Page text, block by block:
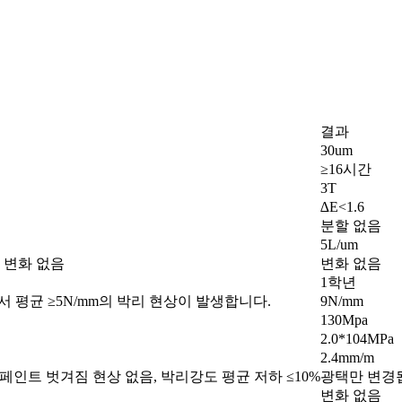
결과
30um
≥16시간
3T
∆E<1.6
분할 없음
5L/um
변화 없음
변화 없음
1학년
평균 ≥5N/mm의 박리 현상이 발생합니다.
9N/mm
130Mpa
2.0*104MPa
2.4mm/m
트 벗겨짐 현상 없음, 박리강도 평균 저하 ≤10%광택만 변경
변화 없음